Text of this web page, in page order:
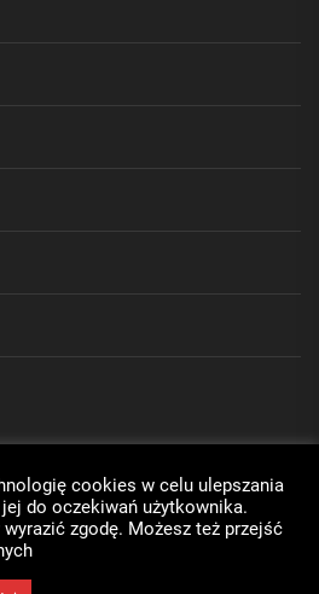
cookies w celu ulepszania
do oczekiwań użytkownika.
wyrazić zgodę. Możesz też przejść